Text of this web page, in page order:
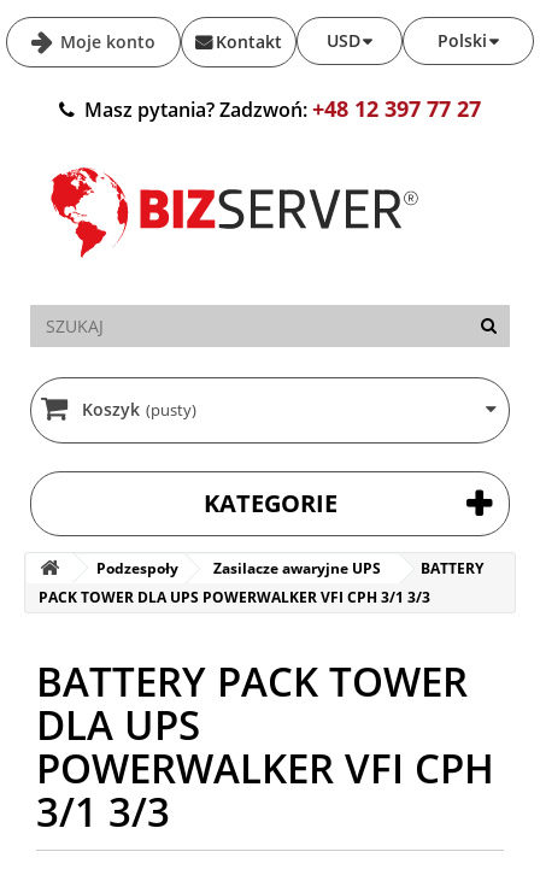
Moje konto Polski
USD
Kontakt
Masz pytania? Zadzwoń:+48 12 397 77 27
Koszyk (pusty)
KATEGORIE
Podzespoły Zasilacze awaryjne UPS
BATTERY
PACK TOWER DLA UPS POWERWALKER VFI CPH 3/1 3/3
BATTERY PACK TOWER
DLA UPS
POWERWALKER VFI CPH
3/1 3/3